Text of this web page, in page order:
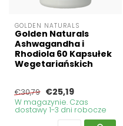
GOLDEN NATURALS
Golden Naturals
Ashwagandha i
Rhodiola 60 Kapsułek
Wegetariańskich
€30,79 €25,19
W magazynie. Czas
dostawy 1-3 dni robocze